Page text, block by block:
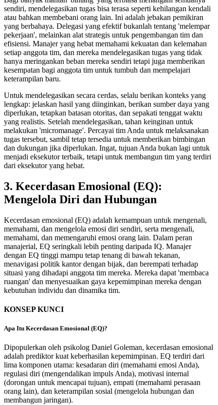
sendiri, mendelegasikan tugas bisa terasa seperti kehilangan kendali
atau bahkan membebani orang lain. Ini adalah jebakan pemikiran
yang berbahaya. Delegasi yang efektif bukanlah tentang 'melempar
pekerjaan', melainkan alat strategis untuk pengembangan tim dan
efisiensi. Manajer yang hebat memahami kekuatan dan kelemahan
setiap anggota tim, dan mereka mendelegasikan tugas yang tidak
hanya meringankan beban mereka sendiri tetapi juga memberikan
kesempatan bagi anggota tim untuk tumbuh dan mempelajari
keterampilan baru.
Untuk mendelegasikan secara cerdas, selalu berikan konteks yang
lengkap: jelaskan hasil yang diinginkan, berikan sumber daya yang
diperlukan, tetapkan batasan otoritas, dan sepakati tenggat waktu
yang realistis. Setelah mendelegasikan, tahan keinginan untuk
melakukan 'micromanage'. Percayai tim Anda untuk melaksanakan
tugas tersebut, sambil tetap tersedia untuk memberikan bimbingan
dan dukungan jika diperlukan. Ingat, tujuan Anda bukan lagi untuk
menjadi eksekutor terbaik, tetapi untuk membangun tim yang terdiri
dari eksekutor yang hebat.
3. Kecerdasan Emosional (EQ):
Mengelola Diri dan Hubungan
Kecerdasan emosional (EQ) adalah kemampuan untuk mengenali,
memahami, dan mengelola emosi diri sendiri, serta mengenali,
memahami, dan memengaruhi emosi orang lain. Dalam peran
manajerial, EQ seringkali lebih penting daripada IQ. Manajer
dengan EQ tinggi mampu tetap tenang di bawah tekanan,
menavigasi politik kantor dengan bijak, dan berempati terhadap
situasi yang dihadapi anggota tim mereka. Mereka dapat 'membaca
ruangan' dan menyesuaikan gaya kepemimpinan mereka dengan
kebutuhan individu dan dinamika tim.
KONSEP KUNCI
Apa Itu Kecerdasan Emosional (EQ)?
Dipopulerkan oleh psikolog Daniel Goleman, kecerdasan emosional
adalah prediktor kuat keberhasilan kepemimpinan. EQ terdiri dari
lima komponen utama: kesadaran diri (memahami emosi Anda),
regulasi diri (mengendalikan impuls Anda), motivasi internal
(dorongan untuk mencapai tujuan), empati (memahami perasaan
orang lain), dan keterampilan sosial (mengelola hubungan dan
membangun jaringan).